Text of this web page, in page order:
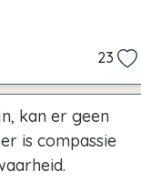
23
kan er geen
is compassie